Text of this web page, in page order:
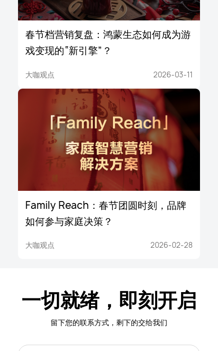
春节档营销复盘：鸿蒙生态如何成为游
戏变现的“新引擎”？
大咖观点 2026-03-11
Family Reach：春节团圆时刻，品牌
如何参与家庭决策？
大咖观点 2026-02-28
一切就绪，即刻开启
留下您的联系方式，剩下的交给我们